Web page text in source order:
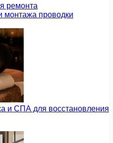
ремонта
монтажа проводки
и СПА для восстановления